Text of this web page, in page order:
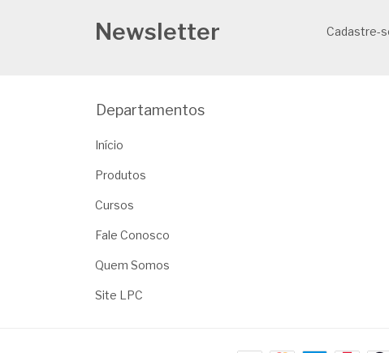
Newsletter Cadastre-
Departamentos
Início
Produtos
Cursos
Fale Conosco
Quem Somos
Site LPC